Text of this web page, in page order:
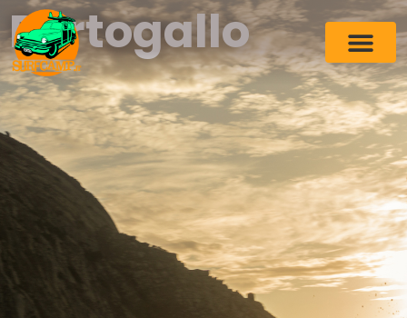
Portogallo